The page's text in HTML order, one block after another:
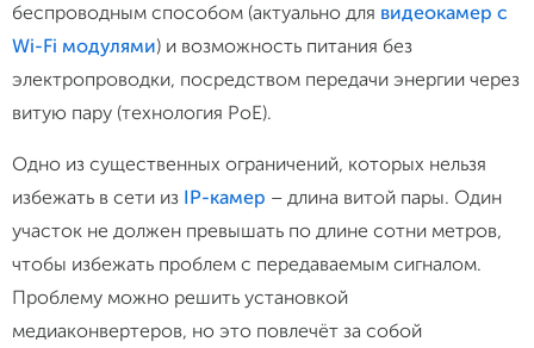
беспроводным способом (актуально для видеокамер с
Wi-Fi модулями) и возможность питания без
электропроводки, посредством передачи энергии через
витую пару (технология PoE).
Одно из существенных ограничений, которых нельзя
избежать в сети из IP-камер – длина витой пары. Один
участок не должен превышать по длине сотни метров,
чтобы избежать проблем с передаваемым сигналом.
Проблему можно решить установкой
медиаконвертеров, но это повлечёт за собой